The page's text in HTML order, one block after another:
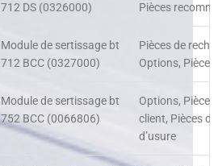
712 DS (0326000)
Pièces
Module de sertissage bt
712 BCC (0327000)
Pièces de
Options,
Module de sertissage bt
752 BCC (0066806)
Options,
client, Pièces
d’usure